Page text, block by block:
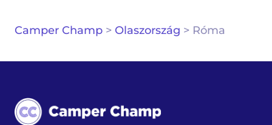
Camper Champ > Olaszország > Róma